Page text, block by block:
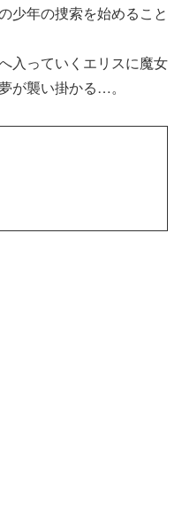
少年の捜索を始めること
入っていくエリスに魔女
が襲い掛かる…。